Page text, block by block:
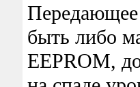
Передающее
быть либо
EEPROM,